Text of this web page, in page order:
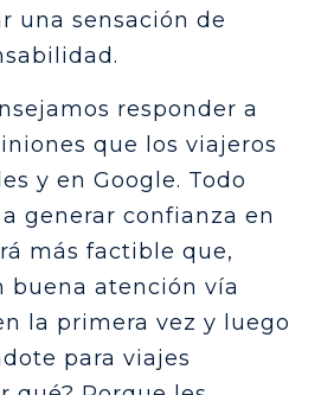
una sensación de
responder a
que los viajeros
y en Google. Todo
generar confianza en
más factible que,
buena atención vía
la primera vez y luego
para viajes